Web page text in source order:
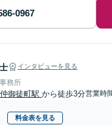
インタビューを見る
務所
仲御徒町駅 から徒歩3分営業時
料金表を見る